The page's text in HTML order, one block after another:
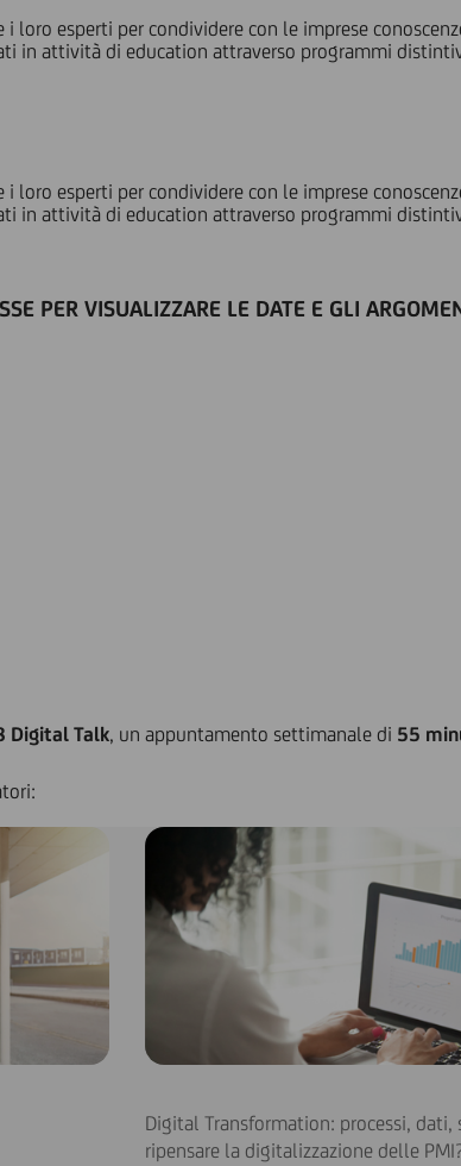
loro esperti per condividere con le imprese
in attività di education attraverso programmi
loro esperti per condividere con le imprese
in attività di education attraverso programmi
PER VISUALIZZARE LE DATE E GLI
Digital Talk, un appuntamento settimanale di 55
Digital Transformation: processi, dati,
ripensare la digitalizzazione delle